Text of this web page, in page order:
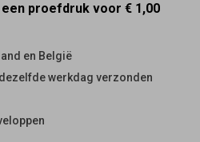
proefdruk voor € 1,00
en België
werkdag verzonden